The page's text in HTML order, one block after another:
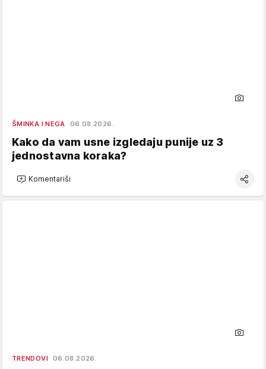
ŠMINKA I NEGA 06.08.2026.
Kako da vam usne izgledaju punije uz 3
jednostavna koraka?
Komentariši
TRENDOVI 06.08.2026.